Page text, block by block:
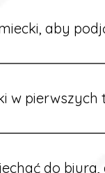
aby
znajomości
w
otrzymać
do